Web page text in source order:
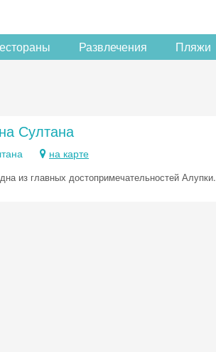
Развлечения Пляжи
Султана
на карте
из главных достопримечательностей Алупки.